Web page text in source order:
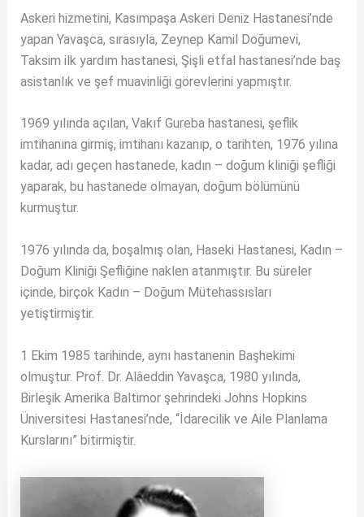
Askeri hizmetini, Kasımpaşa Askeri Deniz Hastanesi’nde
yapan Yavaşca, sırasıyla, Zeynep Kamil Doğumevi,
Taksim ilk yardım hastanesi, Şişli etfal hastanesi’nde baş
asistanlık ve şef muavinliği görevlerini yapmıştır.
1969 yılında açılan, Vakıf Gureba hastanesi, şeflik
imtihanına girmiş, imtihanı kazanıp, o tarihten, 1976 yılına
kadar, adı geçen hastanede, kadın – doğum kliniği şefliği
yaparak, bu hastanede olmayan, doğum bölümünü
kurmuştur.
1976 yılında da, boşalmış olan, Haseki Hastanesi, Kadın –
Doğum Kliniği Şefliğine naklen atanmıştır. Bu süreler
içinde, birçok Kadın – Doğum Mütehassısları
yetiştirmiştir.
1 Ekim 1985 tarihinde, aynı hastanenin Başhekimi
olmuştur. Prof. Dr. Alâeddin Yavaşca, 1980 yılında,
Birleşik Amerika Baltimor şehrindeki Johns Hopkins
Üniversitesi Hastanesi’nde, “İdarecilik ve Aile Planlama
Kurslarını” bitirmiştir.